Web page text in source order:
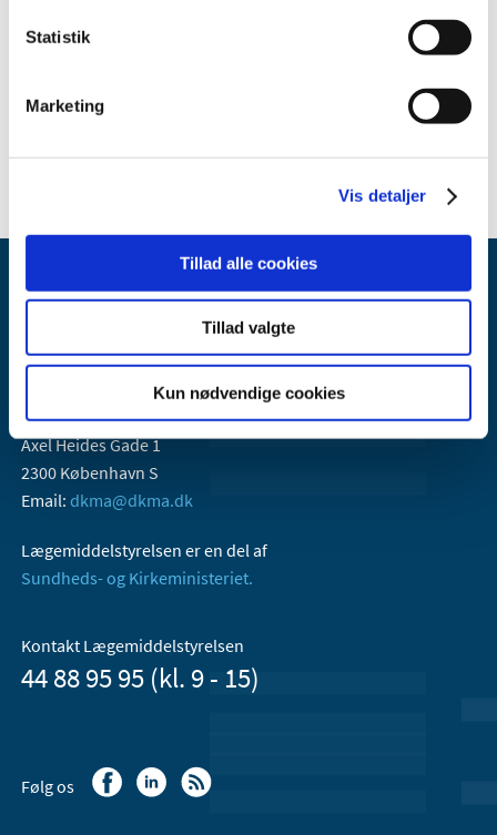
Statistik
Marketing
Vis detaljer
Tillad alle cookies
Tillad valgte
Kun nødvendige cookies
2008 (2)
2006 (2)
Lægemiddelstyrelsen
Axel Heides Gade 1
2300 København S
Email: dkma@dkma.dk
Lægemiddelstyrelsen er en del af
Sundheds- og Kirkeministeriet.
Kontakt Lægemiddelstyrelsen
44 88 95 95 (kl. 9 - 15)
Følg os